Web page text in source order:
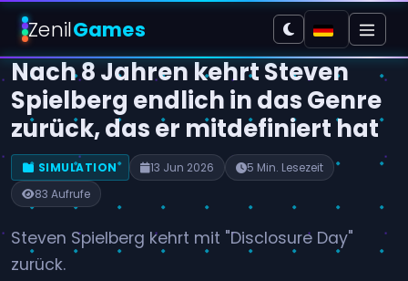
ZenilGames
Nach 8 Jahren kehrt Steven
Spielberg endlich in das Genre
zurück, das er mitdefiniert hat
SIMULATION 13 Jun 2026
5 Min. Lesezeit
83 Aufrufe
Steven Spielberg kehrt mit "Disclosure Day"
zurück.